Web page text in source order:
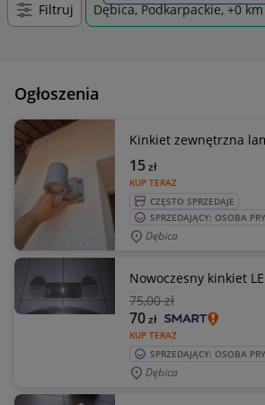
Filtruj Dębica, Podkarpackie, +0 km
Ogłoszenia
Kinkiet zewnętrzna
KUP TERAZ
15zł
CZĘSTO SPRZEDAJE
SPRZEDAJĄCY: OSOBA
Dębica
Nowoczesny kinkiet
75,00 zł
KUP TERAZ
70zł
SPRZEDAJĄCY: OSOBA
Dębica